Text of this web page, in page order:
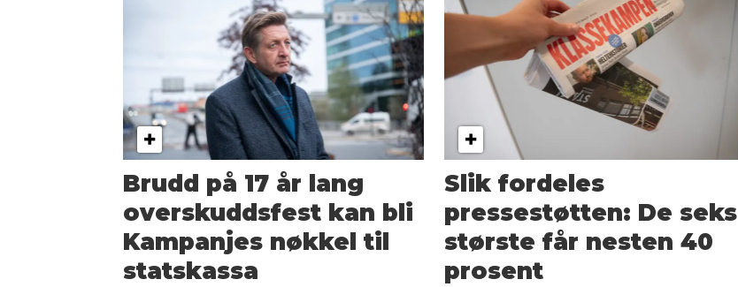
Brudd på 17 år lang
overskuddsfest kan bli
Kampanjes nøkkel til
statskassa
Slik fordeles
pressestøtten: De seks
største får nesten 40
prosent